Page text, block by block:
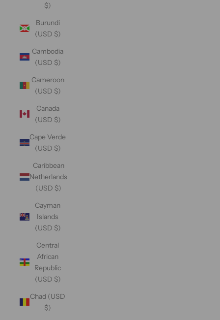
$)
Burundi
(USD $)
Cambodia
(USD $)
Cameroon
(USD $)
Canada
(USD $)
Cape Verde
(USD $)
Caribbean
Netherlands
(USD $)
Cayman
Islands
(USD $)
Central
African
Republic
(USD $)
Chad (USD
$)